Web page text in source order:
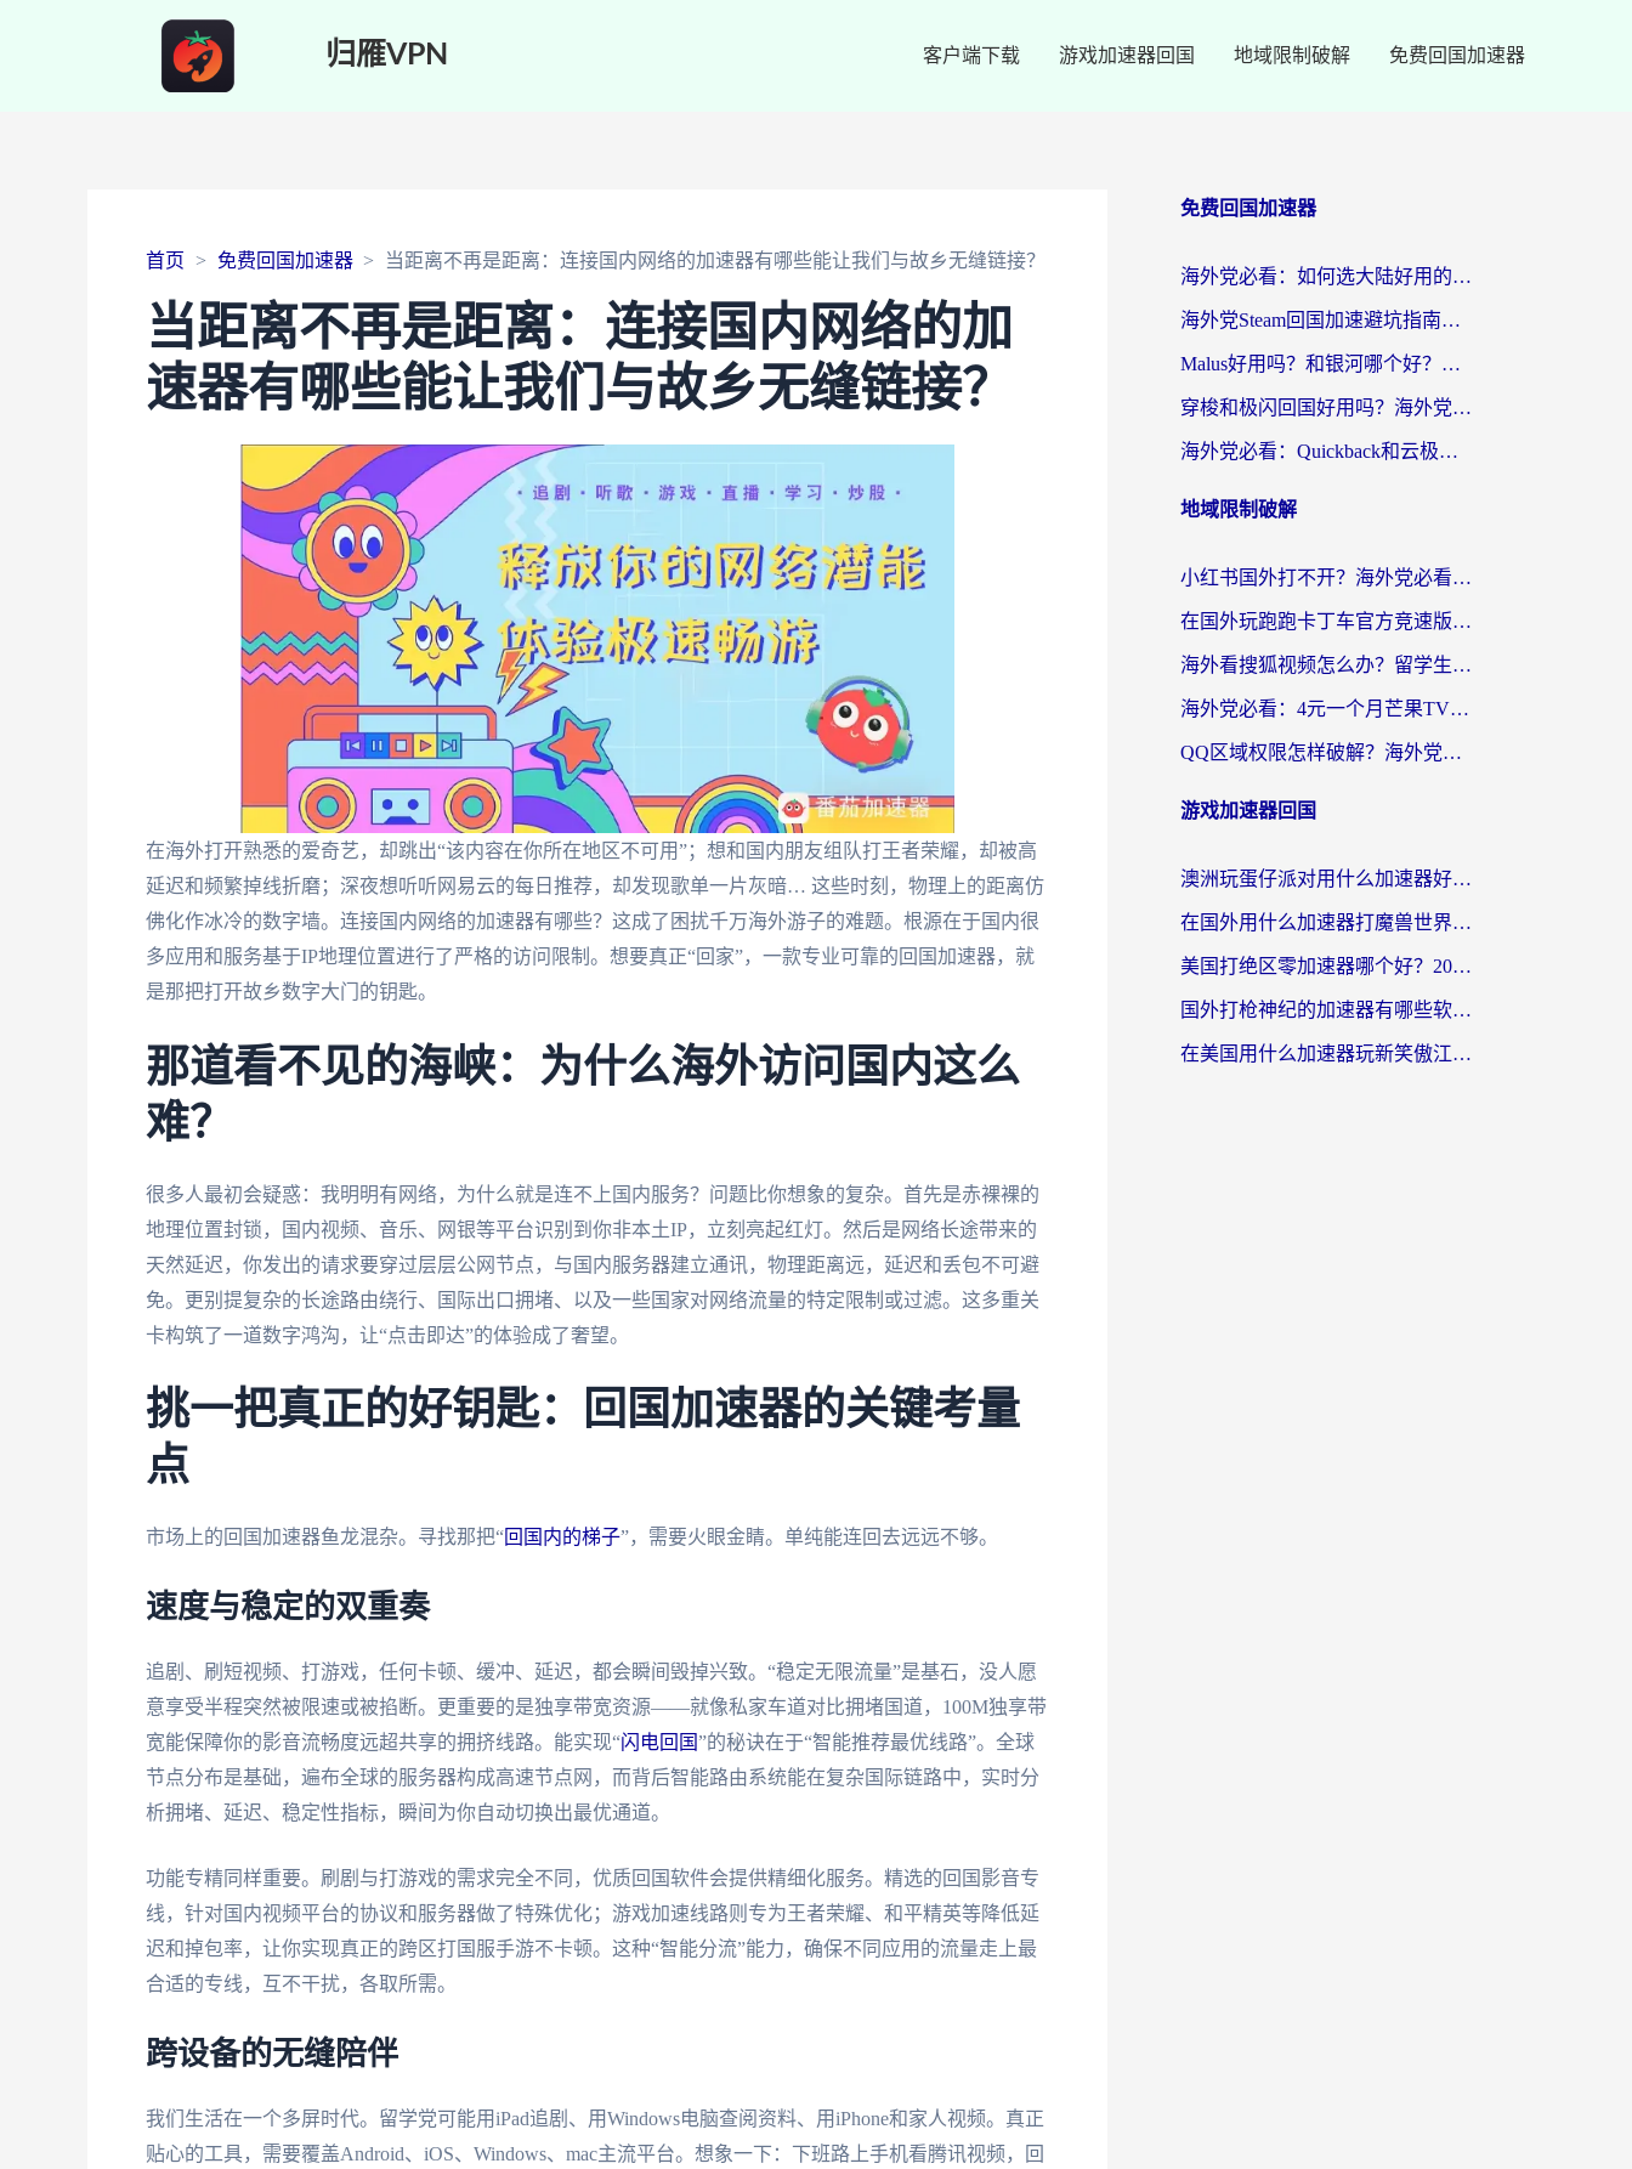
归雁VPN 客户端下载 游戏加速器回国 地域限制破解 免费回国加速器
首页 免费回国加速器 当距离不再是距离：连接国内网络的加速器有哪些能让我们与故乡无缝链接？
当距离不再是距离：连接国内网络的加
速器有哪些能让我们与故乡无缝链接？
在海外打开熟悉的爱奇艺，却跳出“该内容在你所在地区不可用”；想和国内朋友组队打王者荣耀，却被高
延迟和频繁掉线折磨；深夜想听听网易云的每日推荐，却发现歌单一片灰暗… 这些时刻，物理上的距离仿
佛化作冰冷的数字墙。连接国内网络的加速器有哪些？这成了困扰千万海外游子的难题。根源在于国内很
多应用和服务基于IP地理位置进行了严格的访问限制。想要真正“回家”，一款专业可靠的回国加速器，就
是那把打开故乡数字大门的钥匙。
那道看不见的海峡：为什么海外访问国内这么
难？
很多人最初会疑惑：我明明有网络，为什么就是连不上国内服务？问题比你想象的复杂。首先是赤裸裸的
地理位置封锁，国内视频、音乐、网银等平台识别到你非本土IP，立刻亮起红灯。然后是网络长途带来的
天然延迟，你发出的请求要穿过层层公网节点，与国内服务器建立通讯，物理距离远，延迟和丢包不可避
免。更别提复杂的长途路由绕行、国际出口拥堵、以及一些国家对网络流量的特定限制或过滤。这多重关
卡构筑了一道数字鸿沟，让“点击即达”的体验成了奢望。
挑一把真正的好钥匙：回国加速器的关键考量
点
市场上的回国加速器鱼龙混杂。寻找那把“回国内的梯子”，需要火眼金睛。单纯能连回去远远不够。
速度与稳定的双重奏
追剧、刷短视频、打游戏，任何卡顿、缓冲、延迟，都会瞬间毁掉兴致。“稳定无限流量”是基石，没人愿
意享受半程突然被限速或被掐断。更重要的是独享带宽资源——就像私家车道对比拥堵国道，100M独享带
宽能保障你的影音流畅度远超共享的拥挤线路。能实现“闪电回国”的秘诀在于“智能推荐最优线路”。全球
节点分布是基础，遍布全球的服务器构成高速节点网，而背后智能路由系统能在复杂国际链路中，实时分
析拥堵、延迟、稳定性指标，瞬间为你自动切换出最优通道。
功能专精同样重要。刷剧与打游戏的需求完全不同，优质回国软件会提供精细化服务。精选的回国影音专
线，针对国内视频平台的协议和服务器做了特殊优化；游戏加速线路则专为王者荣耀、和平精英等降低延
迟和掉包率，让你实现真正的跨区打国服手游不卡顿。这种“智能分流”能力，确保不同应用的流量走上最
合适的专线，互不干扰，各取所需。
跨设备的无缝陪伴
我们生活在一个多屏时代。留学党可能用iPad追剧、用Windows电脑查阅资料、用iPhone和家人视频。真正
贴心的工具，需要覆盖Android、iOS、Windows、mac主流平台。想象一下：下班路上手机看腾讯视频，回
免费回国加速器
海外党必看：如何选大陆好用的vpn？一篇解决你的回国访问难题
海外党Steam回国加速避坑指南：从延迟卡顿到无缝畅玩，我踩过的坑和最优解
Malus好用吗？和银河哪个好？海外党选回国加速器的避坑指南（附乌克兰玩国内游戏实测）
穿梭和极闪回国好用吗？海外党亲测4款加速器+1个隐藏宝藏
海外党必看：Quickback和云极好用吗？3招教你选对回国加速器（附PC端VPN实测对比）
地域限制破解
小红书国外打不开？海外党必看！3步解决国内影音、生活服务全畅通
在国外玩跑跑卡丁车官方竞速版总卡顿？这篇攻略帮你解决地区限制+低延迟难题
海外看搜狐视频怎么办？留学生亲测有效的回国加速器选择指南
海外党必看：4元一个月芒果TV会员？选对回国加速器就能实现！
QQ区域权限怎样破解？海外党亲测有效的回国加速方案（附看剧看电影神器推荐）
游戏加速器回国
澳洲玩蛋仔派对用什么加速器好？留学生亲测有效的国服游戏加速指南
在国外用什么加速器打魔兽世界不卡？海外党国服游戏流畅指南
美国打绝区零加速器哪个好？2026海外玩家实测指南（附英国部落冲突梦幻西游加速技巧）
国外打枪神纪的加速器有哪些软件？2026海外玩家亲测实用指南
在美国用什么加速器玩新笑傲江湖比较好一点？海外玩家亲测的靠谱方案